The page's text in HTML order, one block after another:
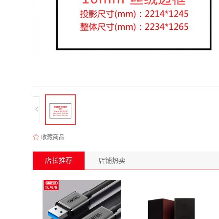
收藏商品
店长推荐 店铺热卖